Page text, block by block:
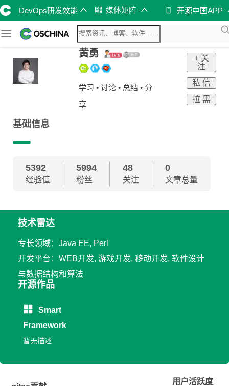
DevOps研发效能 媒体矩阵 开源中国APP
黄勇
学习 • 讨论 • 总结 • 分
享
+ 关
注
私 信
拉 黑
基础信息
5392
经验值
5994
粉丝
48
关注
0
文章总量
技术雷达
专长领域：Java EE, Perl
开发平台：WEB开发, 游戏开发, 移动开发, 软件设计
与数据结构和算法
开源作品
Smart
Framework
暂无描述
用户活跃度